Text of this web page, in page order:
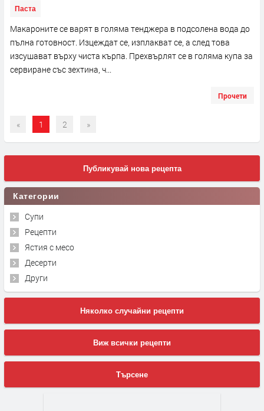
Паста
Макароните се варят в голяма тенджера в подсолена вода до
пълна готовност. Изцеждат се, изплакват се, а след това
изсушават върху чиста кърпа. Прехвърлят се в голяма купа за
сервиране със зехтина, ч...
Прочети
« 1 2 »
Публикувай нова рецепта
Категории
Супи
Рецепти
Ястия с месо
Десерти
Други
Няколко случайни рецепти
Виж всички рецепти
Търсене